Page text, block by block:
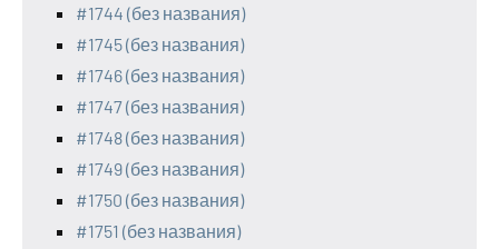
#1744 (без названия)
#1745 (без названия)
#1746 (без названия)
#1747 (без названия)
#1748 (без названия)
#1749 (без названия)
#1750 (без названия)
#1751 (без названия)